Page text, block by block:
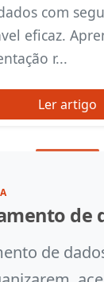
com
eficaz.
r...
Ler artigo
de
de